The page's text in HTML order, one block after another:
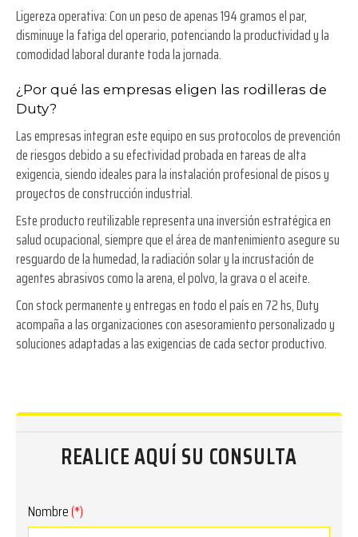
Ligereza operativa:Con un peso de apenas 194 gramos el par,
disminuye la fatiga del operario, potenciando la productividad y la
comodidad laboral durante toda la jornada.
¿Por qué las empresas eligen las rodilleras de
Duty?
Las empresas integran este equipo en sus protocolos de prevención
de riesgos debido a su efectividad probada en tareas de alta
exigencia, siendo ideales para la instalación profesional de pisos y
proyectos de construcción industrial.
Este producto reutilizable representa una inversión estratégica en
salud ocupacional, siempre que el área de mantenimiento asegure su
resguardo de la humedad, la radiación solar y la incrustación de
agentes abrasivos como la arena, el polvo, la grava o el aceite.
Con stock permanente y entregas en todo el país en 72 hs, Duty
acompaña a las organizaciones con asesoramiento personalizado y
soluciones adaptadas a las exigencias de cada sector productivo.
REALICE AQUÍ SU CONSULTA
Nombre(*)